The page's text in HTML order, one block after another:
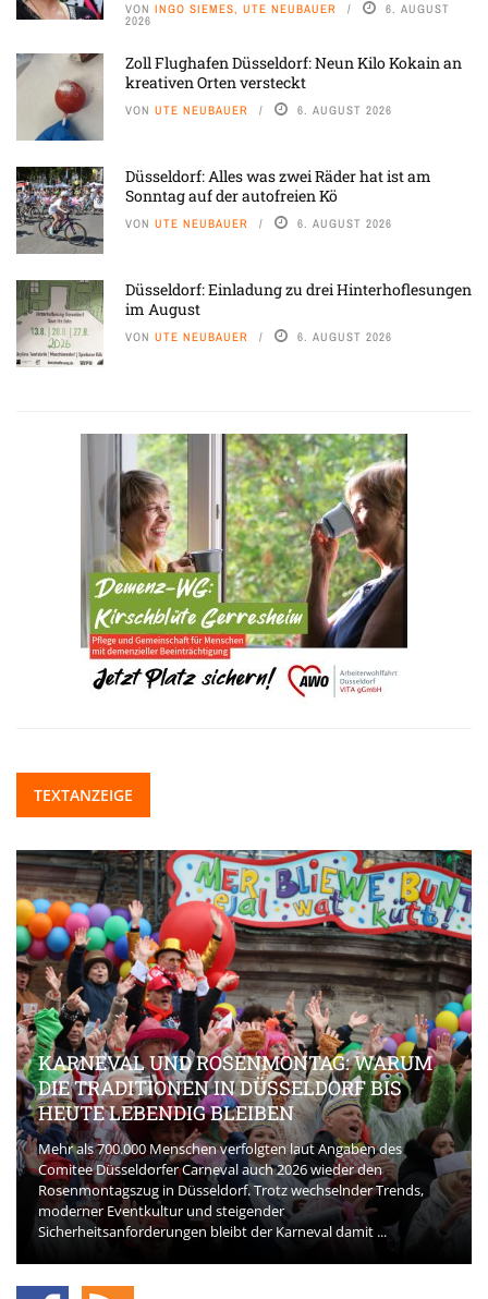
VON INGO SIEMES, UTE NEUBAUER 6. AUGUST
2026
Zoll Flughafen Düsseldorf: Neun Kilo Kokain an
kreativen Orten versteckt
VON UTE NEUBAUER 6. AUGUST 2026
Düsseldorf: Alles was zwei Räder hat ist am
Sonntag auf der autofreien Kö
VON UTE NEUBAUER 6. AUGUST 2026
Düsseldorf: Einladung zu drei Hinterhoflesungen
im August
VON UTE NEUBAUER 6. AUGUST 2026
TEXTANZEIGE
KARNEVAL UND ROSENMONTAG: WARUM
DIE TRADITIONEN IN DÜSSELDORF BIS
HEUTE LEBENDIG BLEIBEN
Mehr als 700.000 Menschen verfolgten laut Angaben des
Comitee Düsseldorfer Carneval auch 2026 wieder den
Rosenmontagszug in Düsseldorf. Trotz wechselnder Trends,
moderner Eventkultur und steigender
Sicherheitsanforderungen bleibt der Karneval damit ...